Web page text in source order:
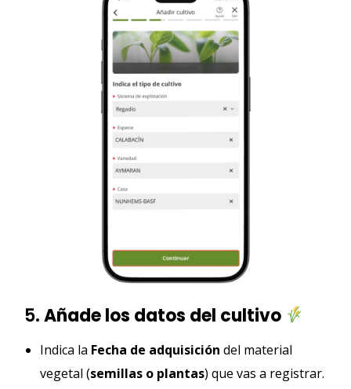
5.Añade los datos del cultivo
Indica la Fecha de adquisición del material
vegetal (semillas o plantas) que vas a registrar.